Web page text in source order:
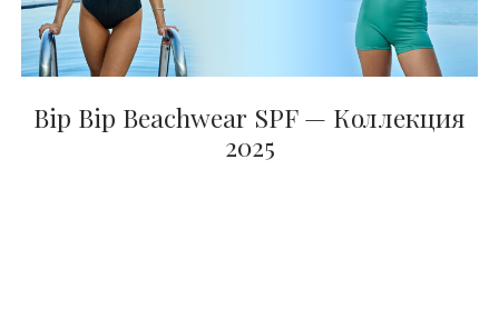
Bip Bip Beachwear SPF — Коллекция
2025